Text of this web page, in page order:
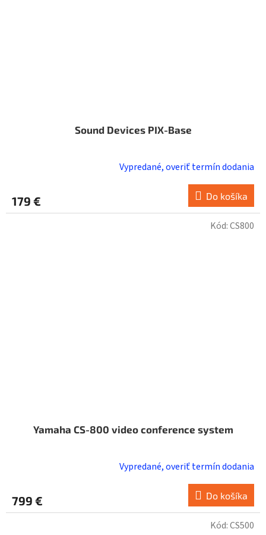
Sound Devices PIX-Base
Vypredané, overiť termín dodania
179 € Do košíka
Yamaha CS-800 video conference system
Vypredané, overiť termín dodania
799 € Do košíka
Kód:CS800
Kód:CS500